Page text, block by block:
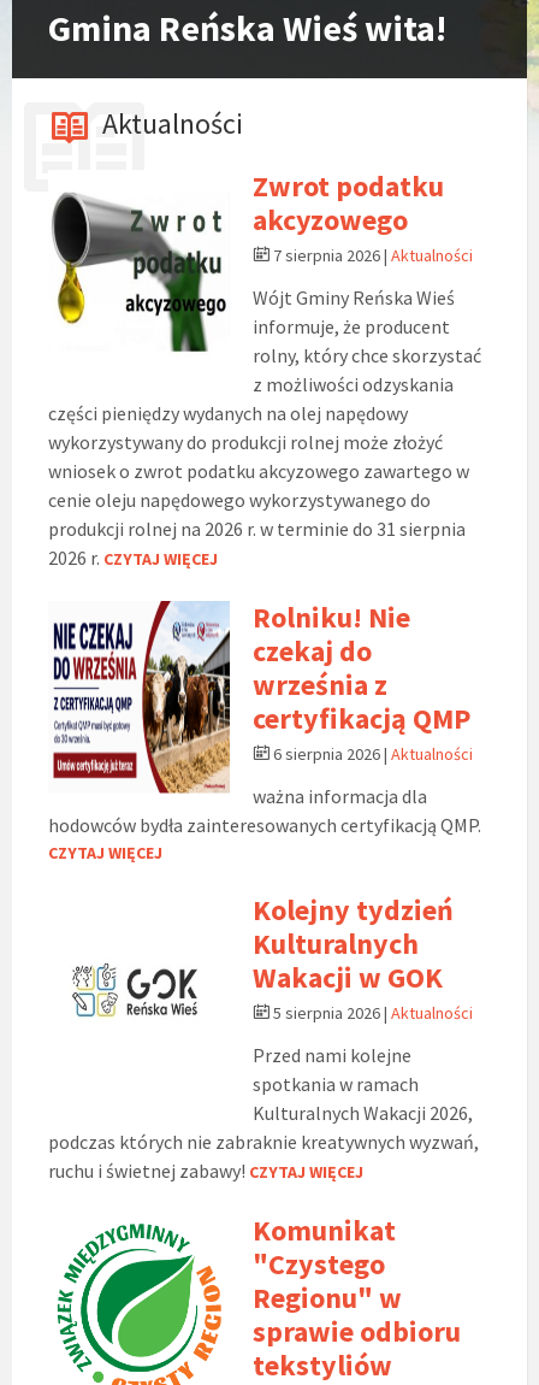
Gmina Reńska Wieś wita!
Aktualności
Zwrot podatku
akcyzowego
7 sierpnia 2026| Aktualności
Wójt Gminy Reńska Wieś
informuje, że producent
rolny, który chce skorzystać
z możliwości odzyskania
części pieniędzy wydanych na olej napędowy
wykorzystywany do produkcji rolnej może złożyć
wniosek o zwrot podatku akcyzowego zawartego w
cenie oleju napędowego wykorzystywanego do
produkcji rolnej na 2026 r. w terminie do 31 sierpnia
2026 r. CZYTAJ WIĘCEJ
Rolniku! Nie
czekaj do
września z
certyfikacją QMP
6 sierpnia 2026| Aktualności
ważna informacja dla
hodowców bydła zainteresowanych certyfikacją QMP.
CZYTAJ WIĘCEJ
Kolejny tydzień
Kulturalnych
Wakacji w GOK
5 sierpnia 2026| Aktualności
Przed nami kolejne
spotkania w ramach
Kulturalnych Wakacji 2026,
podczas których nie zabraknie kreatywnych wyzwań,
ruchu i świetnej zabawy! CZYTAJ WIĘCEJ
Komunikat
"Czystego
Regionu" w
sprawie odbioru
tekstyliów